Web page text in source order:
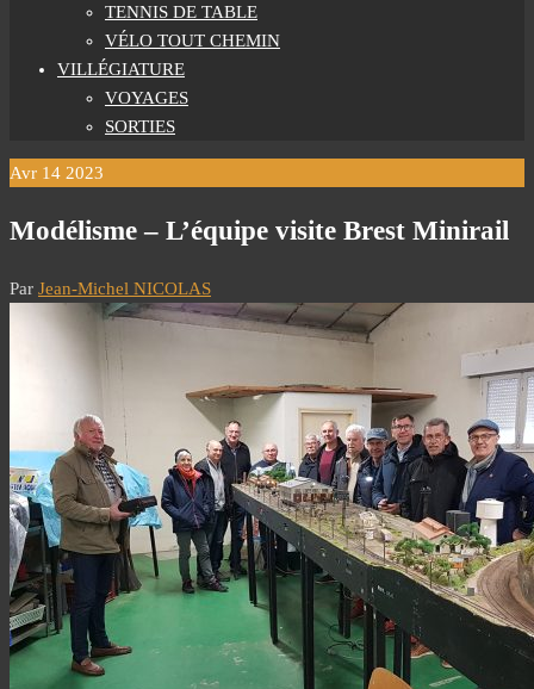
TENNIS DE TABLE
VÉLO TOUT CHEMIN
VILLÉGIATURE
VOYAGES
SORTIES
Avr 14 2023
Modélisme – L’équipe visite Brest Minirail
Par Jean-Michel NICOLAS